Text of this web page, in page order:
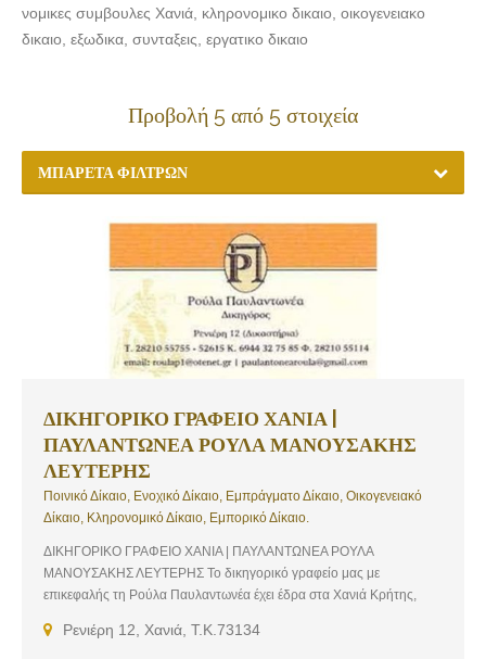
νομικες συμβουλες Χανιά, κληρονομικο δικαιο, οικογενειακο
δικαιο, εξωδικα, συνταξεις, εργατικο δικαιο
Προβολή 5 από 5 στοιχεία
ΜΠΑΡΈΤΑ ΦΊΛΤΡΩΝ
ΔΙΚΗΓΟΡΙΚΟ ΓΡΑΦΕΙΟ ΧΑΝΙΑ |
ΠΑΥΛΑΝΤΩΝΕΑ ΡΟΥΛΑ ΜΑΝΟΥΣΑΚΗΣ
ΛΕΥΤΕΡΗΣ
Ποινικό Δίκαιο, Ενοχικό Δίκαιο, Εμπράγματο Δίκαιο, Οικογενειακό
Δίκαιο, Κληρονομικό Δίκαιο, Εμπορικό Δίκαιο.
ΔΙΚΗΓΟΡΙΚΟ ΓΡΑΦΕΙΟ ΧΑΝΙΑ | ΠΑΥΛΑΝΤΩΝΕΑ ΡΟΥΛΑ
ΜΑΝΟΥΣΑΚΗΣ ΛΕΥΤΕΡΗΣ Το δικηγορικό γραφείο μας με
επικεφαλής τη Ρούλα Παυλαντωνέα έχει έδρα στα Χανιά Κρήτης,
νομικών υποθέσεων και καλύπτοντας όλους τους τομείς δικαίου. Το
Ρενιέρη 12, Χανιά, Τ.Κ.73134